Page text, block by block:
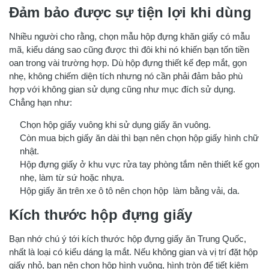
Đảm bảo được sự tiện lợi khi dùng
Nhiều người cho rằng, chọn mẫu hộp đựng khăn giấy có mẫu
mã, kiểu dáng sao cũng được thì đôi khi nó khiến bạn tốn tiền
oan trong vài trường hợp. Dù hộp đựng thiết kế đẹp mắt, gọn
nhẹ, không chiếm diện tích nhưng nó cần phải đảm bảo phù
hợp với không gian sử dụng cũng như mục đích sử dụng.
Chẳng hạn như:
Chọn hộp giấy vuông khi sử dụng giấy ăn vuông.
Còn mua bịch giấy ăn dài thì bạn nên chọn hộp giấy hình chữ
nhật.
Hộp đựng giấy ở khu vực rửa tay phòng tắm nên thiết kế gọn
nhẹ, làm từ sứ hoặc nhựa.
Hộp giấy ăn trên xe ô tô nên chọn hộp làm bằng vải, da.
Kích thước hộp đựng giấy
Bạn nhớ chú ý tới kích thước hộp đựng giấy ăn Trung Quốc,
nhất là loại có kiểu dáng lạ mắt. Nếu không gian và vị trí đặt hộp
giấy nhỏ, bạn nên chọn hộp hình vuông, hình tròn để tiết kiệm